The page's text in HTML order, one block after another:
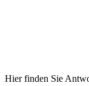
Hier finden Sie